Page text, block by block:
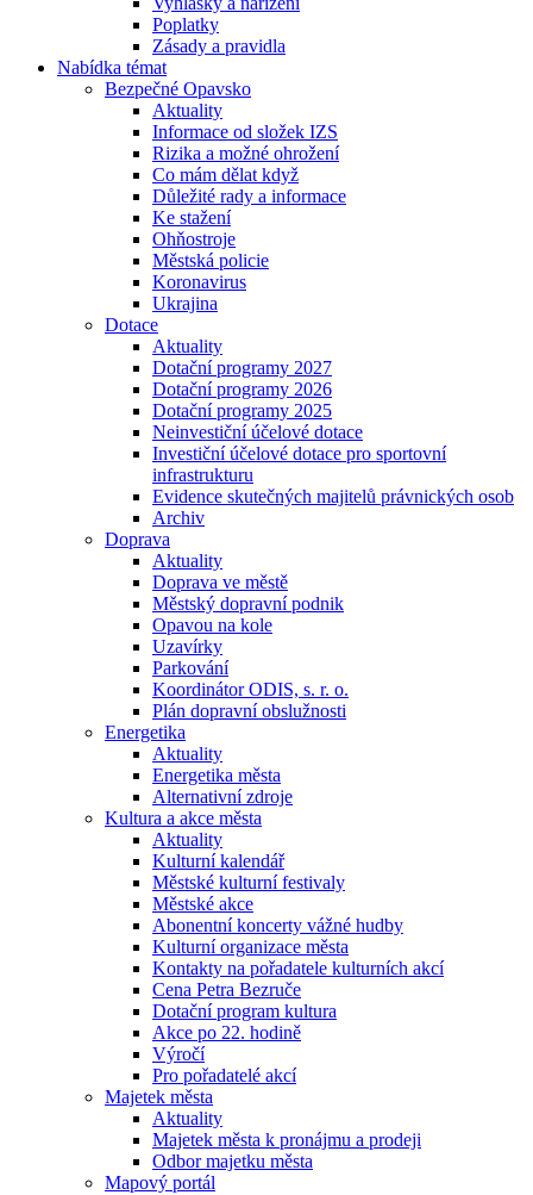
Poplatky
Zásady a pravidla
Nabídka témat
Bezpečné Opavsko
Aktuality
Informace od složek IZS
Rizika a možné ohrožení
Co mám dělat když
Důležité rady a informace
Ke stažení
Ohňostroje
Městská policie
Koronavirus
Ukrajina
Dotace
Aktuality
Dotační programy 2027
Dotační programy 2026
Dotační programy 2025
Neinvestiční účelové dotace
Investiční účelové dotace pro sportovní
infrastrukturu
Evidence skutečných majitelů právnických osob
Archiv
Doprava
Aktuality
Doprava ve městě
Městský dopravní podnik
Opavou na kole
Uzavírky
Parkování
Koordinátor ODIS, s. r. o.
Plán dopravní obslužnosti
Energetika
Aktuality
Energetika města
Alternativní zdroje
Kultura a akce města
Aktuality
Kulturní kalendář
Městské kulturní festivaly
Městské akce
Abonentní koncerty vážné hudby
Kulturní organizace města
Kontakty na pořadatele kulturních akcí
Cena Petra Bezruče
Dotační program kultura
Akce po 22. hodině
Výročí
Pro pořadatelé akcí
Majetek města
Aktuality
Majetek města k pronájmu a prodeji
Odbor majetku města
Mapový portál